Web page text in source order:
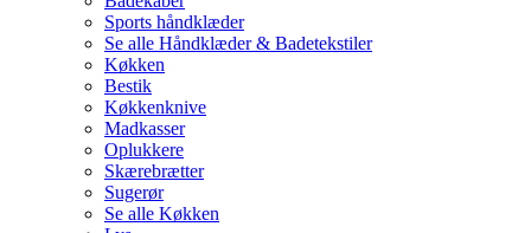
Sports håndklæder
Se alle Håndklæder & Badetekstiler
Køkken
Bestik
Køkkenknive
Madkasser
Oplukkere
Skærebrætter
Sugerør
Se alle Køkken